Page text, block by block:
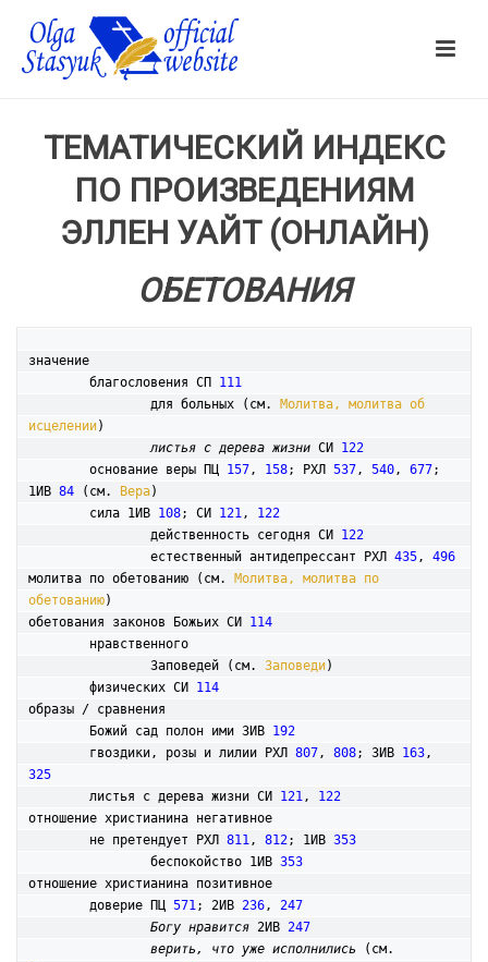
ТЕМАТИЧЕСКИЙ ИНДЕКС
ПО ПРОИЗВЕДЕНИЯМ
ЭЛЛЕН УАЙТ (ОНЛАЙН)
ОБЕТОВАНИЯ
значение
	благословения СП
111
		для больных (см.
Молитва, молитва об
исцелении)
листья с дерева жизни СИ 122
	основание веры ПЦ
157, 158; РХЛ 537, 540, 677;
1ИВ 84 (см. Вера)
	сила 1ИВ
108; СИ 121, 122
		действенность сегодня СИ
122
		естественный антидепрессант РХЛ
435, 496
молитва по обетованию (см. Молитва, молитва по
обетованию)
обетования законов Божьих СИ 114
		Заповедей (см.
Заповеди)
	физических СИ
114
образы / сравнения
	Божий сад полон ими 3ИВ
192
	гвоздики, розы и лилии РХЛ
807, 808; 3ИВ 163
325
	листья с дерева жизни СИ
121, 122
отношение христианина негативное
	не претендует РХЛ
811, 812; 1ИВ 353
		беспокойство 1ИВ
353
отношение христианина позитивное
	доверие ПЦ
571; 2ИВ 236, 247
Богу нравится 2ИВ 247
верить, что уже исполнились